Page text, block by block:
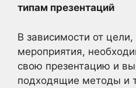
типам презентаций
В зависимости от
мероприятия,
свою презентацию и
подходящие методы и